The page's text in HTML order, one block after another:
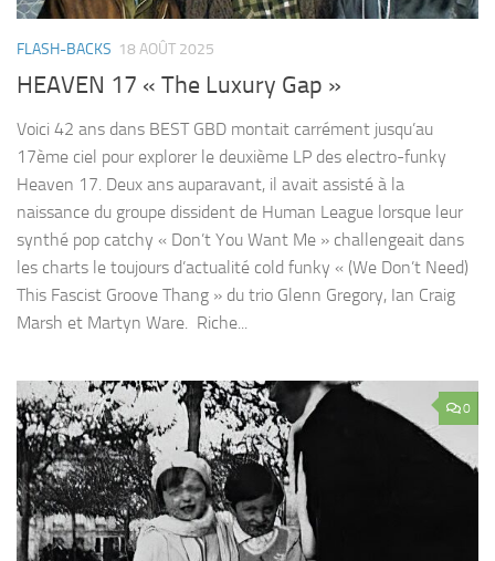
FLASH-BACKS 18 AOÛT 2025
HEAVEN 17 « The Luxury Gap »
Voici 42 ans dans BEST GBD montait carrément jusqu’au
17ème ciel pour explorer le deuxième LP des electro-funky
Heaven 17. Deux ans auparavant, il avait assisté à la
naissance du groupe dissident de Human League lorsque leur
synthé pop catchy « Don’t You Want Me » challengeait dans
les charts le toujours d’actualité cold funky « (We Don’t Need)
This Fascist Groove Thang » du trio Glenn Gregory, Ian Craig
Marsh et Martyn Ware. Riche...
0